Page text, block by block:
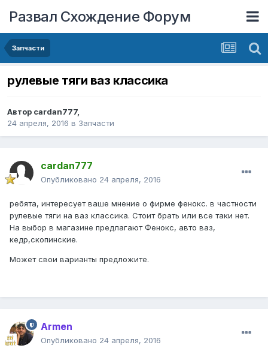
Развал Схождение Форум
Запчасти
рулевые тяги ваз классика
Автор cardan777,
24 апреля, 2016 в Запчасти
cardan777
Опубликовано 24 апреля, 2016
ребята, интересует ваше мнение о фирме фенокс. в частности
рулевые тяги на ваз классика. Стоит брать или все таки нет.
На выбор в магазине предлагают Фенокс, авто ваз,
кедр,скопинские.
Может свои варианты предложите.
Armen
Опубликовано 24 апреля, 2016